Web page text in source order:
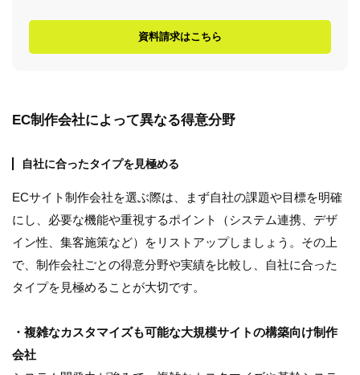
資料請求はこちら
EC制作会社によって異なる得意分野
自社に合ったタイプを見極める
ECサイト制作会社を選ぶ際は、まず自社の課題や目標を明確
にし、必要な機能や重視するポイント（システム連携、デザ
イン性、集客施策など）をリストアップしましょう。その上
で、制作会社ごとの得意分野や実績を比較し、自社に合った
タイプを見極めることが大切です。
・複雑なカスタマイズも可能な大規模サイトの構築向け制作
会社